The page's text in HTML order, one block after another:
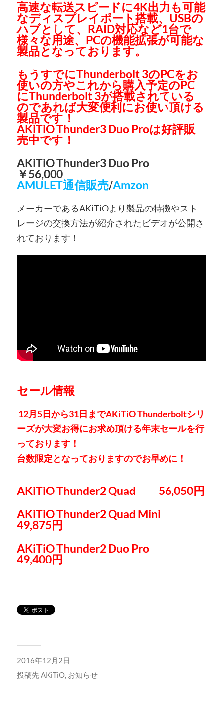
高速な転送スピードに4K出力も可能
なディスプレイポート搭載、USBの
ハブとして、RAID対応など1台で
様々な用途、PCの機能拡張が可能な
製品となっております。
もうすでにThunderbolt 3のPCをお
使いの方やこれから購入予定のPC
にThunderbolt 3が搭載されている
のであれば大変便利にお使い頂ける
製品です！
AKiTiO Thunder3 Duo Proは好評販
売中です！
AKiTiO Thunder3 Duo Pro
￥56,000
AMULET通信販売/Amzon
メーカーであるAKiTiOより製品の特徴やスト
レージの交換方法が紹介されたビデオが公開さ
れております！
セール情報
12月5日から31日までAKiTiO Thunderboltシリ
ーズが大変お得にお求め頂ける年末セールを行
っております！
台数限定となっておりますのでお早めに！
AKiTiO Thunder2 Quad 56,050円
AKiTiO Thunder2 Quad Mini
49,875円
AKiTiO Thunder2 Duo Pro
49,400円
2016年12月2日
投稿先AKiTiO, お知らせ